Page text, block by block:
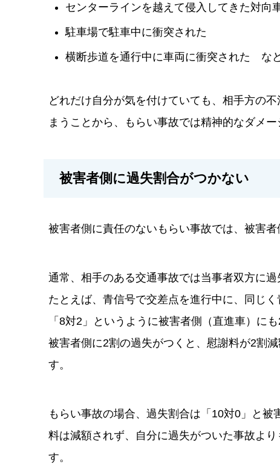
センターラインを越えて侵入してきた対向
駐車場で駐車中に衝突された
横断歩道を通行中に車両に衝突された な
どれだけ自分が気を付けていても、相手方の
まうことから、もらい事故では精神的なダメー
被害者側に過失割合がつかない
被害者側に責任のないもらい事故では、被害者
通常、相手のある交通事故では当事者双方に過
たとえば、青信号で交差点を進行中に、同じ
「8対2」というように被害者側（直進車）に
被害者側に2割の過失がつくと、慰謝料が2割
す。
もらい事故の場合、過失割合は「10対0」と
料は減額されず、自分に過失がついた事故よ
す。